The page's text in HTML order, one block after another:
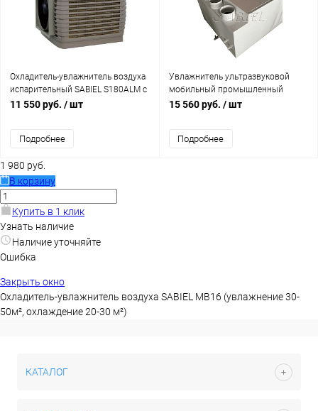
Охладитель-увлажнитель воздуха
испарительный SABIEL S180ALM с
боковой подачей, LED пультом,
11 550 руб. / шт
Подробнее
Увлажнитель ультразвуковой
мобильный промышленный
SABIEL MU24 (увлажнение 210-280
15 560 руб. / шт
Подробнее
1 980 руб.
В корзину
Купить в 1 клик
Узнать наличие
Наличие уточняйте
Ошибка
Закрыть окно
Охладитель-увлажнитель воздуха SABIEL MB16 (увлажнение 30-
50м², охлаждение 20-30 м²)
КАТАЛОГ